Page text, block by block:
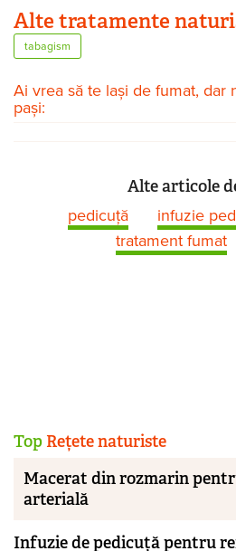
Alte tratamente
tabagism
Ai vrea să te lași de fumat, dar
pași:
Alte articole
pedicuță infuzie
tratament fumat
Top Rețete naturiste
Macerat din rozmarin
arterială
Infuzie de pedicuță pentru